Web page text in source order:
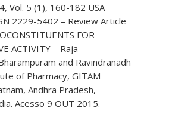
Vol. 5 (1), 160-182 USA
2229-5402 – Review Article
FOR
ACTIVITY – Raja
and Ravindranadh
of Pharmacy, GITAM
Andhra Pradesh,
Acesso 9 OUT 2015.